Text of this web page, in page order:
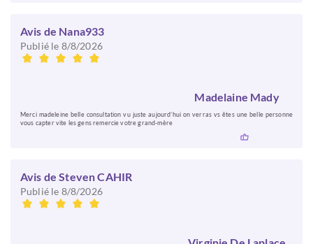
Avis de Nana933
Publié le 8/8/2026
Madelaine Mady
Merci madeleine belle consultation vu juste aujourd’hui on verras vs êtes une belle personne
vous capter vite les gens remercie votre grand-mère
Avis de Steven CAHIR
Publié le 8/8/2026